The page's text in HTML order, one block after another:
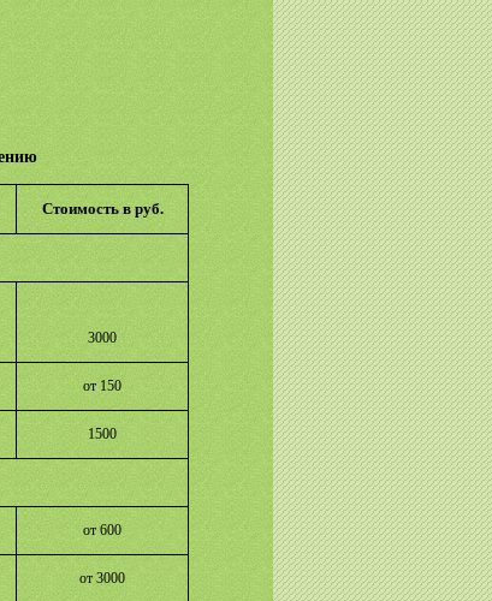
Стоимость в руб.
3000
от 150
1500
от 600
от 3000